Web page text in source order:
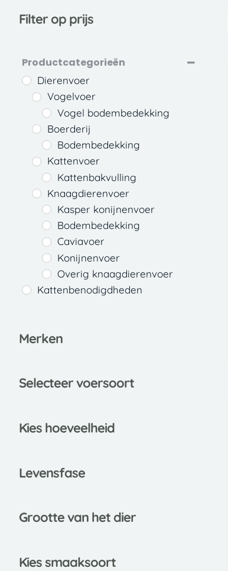
Filter op prijs
Productcategorieën
Dierenvoer
Vogelvoer
Vogel bodembedekking
Boerderij
Bodembedekking
Kattenvoer
Kattenbakvulling
Knaagdierenvoer
Kasper konijnenvoer
Bodembedekking
Caviavoer
Konijnenvoer
Overig knaagdierenvoer
Kattenbenodigdheden
Merken
Selecteer voersoort
Kies hoeveelheid
Levensfase
Grootte van het dier
Kies smaaksoort